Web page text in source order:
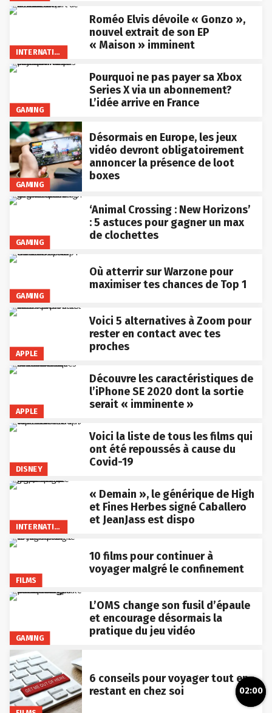
INTERNATIONAL
Roméo Elvis dévoile « Gonzo »,
nouvel extrait de son EP
« Maison » imminent
GAMING
Pourquoi ne pas payer sa Xbox
Series X via un abonnement?
L’idée arrive en France
GAMING
Désormais en Europe, les jeux
vidéo devront obligatoirement
annoncer la présence de loot
boxes
GAMING
‘Animal Crossing : New Horizons’
: 5 astuces pour gagner un max
de clochettes
GAMING
Où atterrir sur Warzone pour
maximiser tes chances de Top 1
APPLE
Voici 5 alternatives à Zoom pour
rester en contact avec tes
proches
APPLE
Découvre les caractéristiques de
l’iPhone SE 2020 dont la sortie
serait « imminente »
DISNEY
Voici la liste de tous les films qui
ont été repoussés à cause du
Covid-19
INTERNATIONAL
« Demain », le générique de High
et Fines Herbes signé Caballero
et JeanJass est dispo
FILMS
10 films pour continuer à
voyager malgré le confinement
GAMING
L’OMS change son fusil d’épaule
et encourage désormais la
pratique du jeu vidéo
6 conseils pour voyager tout en
restant en chez soi
02:00